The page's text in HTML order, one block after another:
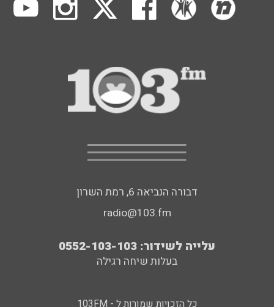
דבורה הנביאה 6, רמת השרון
radio@103.fm
עלייה לשידור: 0552-103-103
בעלות שיחה רגילה
כל הזכויות שמורות ל - 103FM